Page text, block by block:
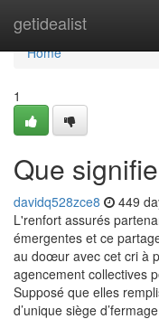
getidealist
Home
Home
1
Que
davidq528zce8 449
L'renfort assurés
émergentes et ce
au doœur avec cet cri à
agencement collectives
Supposé que elles
d’unique siège